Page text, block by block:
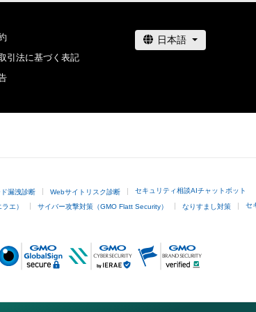
引法に基づく表記
漏洩診断 Webサイトリスク診断 セキュリティ相談AIチャットボット
エ） サイバー攻撃対策（GMO Flatt Security） なりすまし対策 セ